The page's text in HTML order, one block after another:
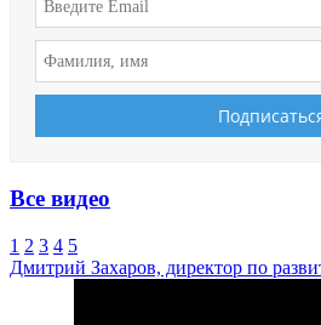
Все видео
1 2 3 4 5
Дмитрий Захаров, директор по